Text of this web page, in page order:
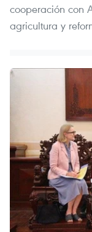
cooperación con
agricultura y